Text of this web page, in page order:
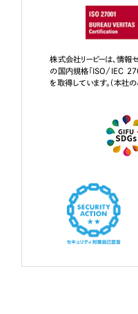
株式会社リーピーは、情報
の国内規格「ISO/IEC
を取得しています。（本社の